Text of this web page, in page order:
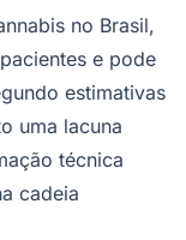
no Brasil,
e pode
estimativas
uma lacuna
técnica
cadeia